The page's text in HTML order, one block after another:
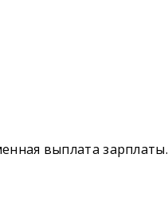
выплата зарплаты.